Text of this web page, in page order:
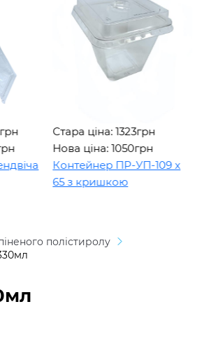
Стара ціна: 1323грн
Нова ціна: 1050грн
Контейнер ПР-УП-109 х
65 з кришкою
полістиролу